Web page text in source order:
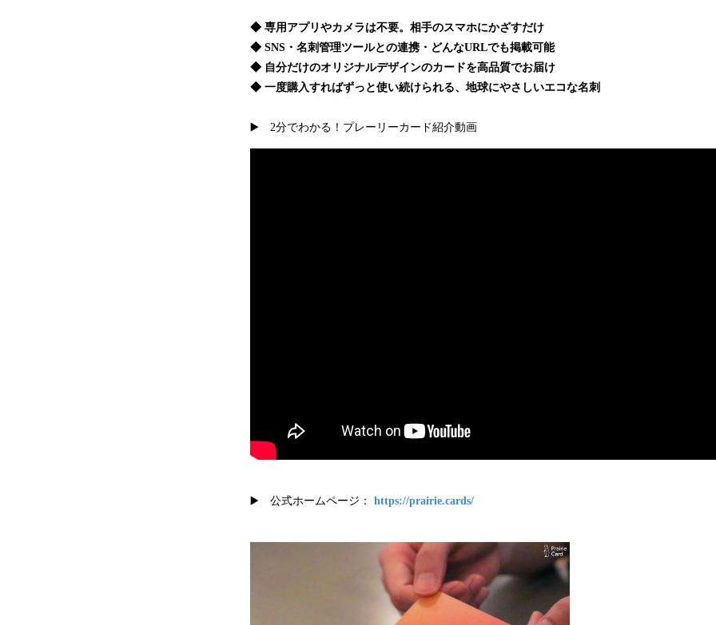
◆ 専用アプリやカメラは不要。相手のスマホにかざすだけ
◆ SNS・名刺管理ツールとの連携・どんなURLでも掲載可能
◆ 自分だけのオリジナルデザインのカードを高品質でお届け
◆ 一度購入すればずっと使い続けられる、地球にやさしいエコな名刺
▶️ 2分でわかる！プレーリーカード紹介動画
▶️ 公式ホームページ： https://prairie.cards/